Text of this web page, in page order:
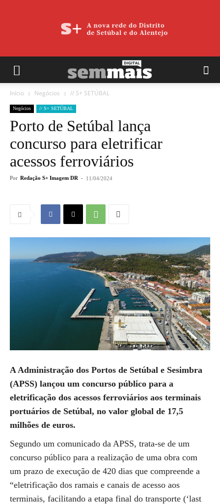
Início Negócios // S+ SETÚBAL
Negócios // S+ SETÚBAL
Porto de Setúbal lança
concurso para eletrificar
acessos ferroviários
Por Redação S+ Imagem DR - 11/04/2024
A Administração dos Portos de Setúbal e Sesimbra
(APSS) lançou um concurso público para a
eletrificação dos acessos ferroviários aos terminais
portuários de Setúbal, no valor global de 17,5
milhões de euros.
Segundo um comunicado da APSS, trata-se de um
concurso público para a realização de uma obra com
um prazo de execução de 420 dias que compreende a
“eletrificação dos ramais e canais de acesso aos
terminais, facilitando a etapa final do transporte (‘last